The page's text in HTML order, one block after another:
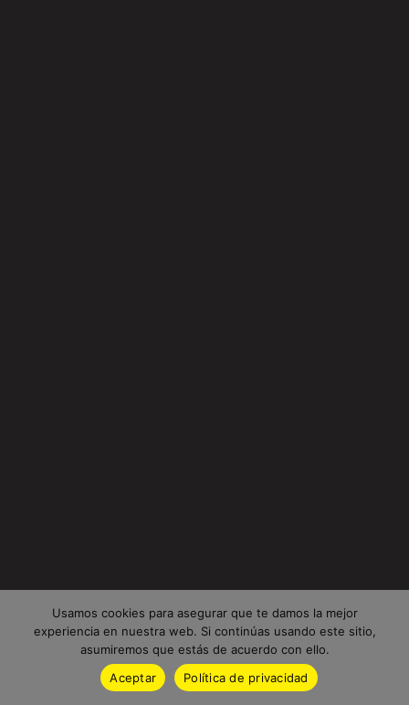
Usamos cookies para asegurar que te damos la mejor
experiencia en nuestra web. Si continúas usando este sitio,
asumiremos que estás de acuerdo con ello.
Aceptar
Política de privacidad